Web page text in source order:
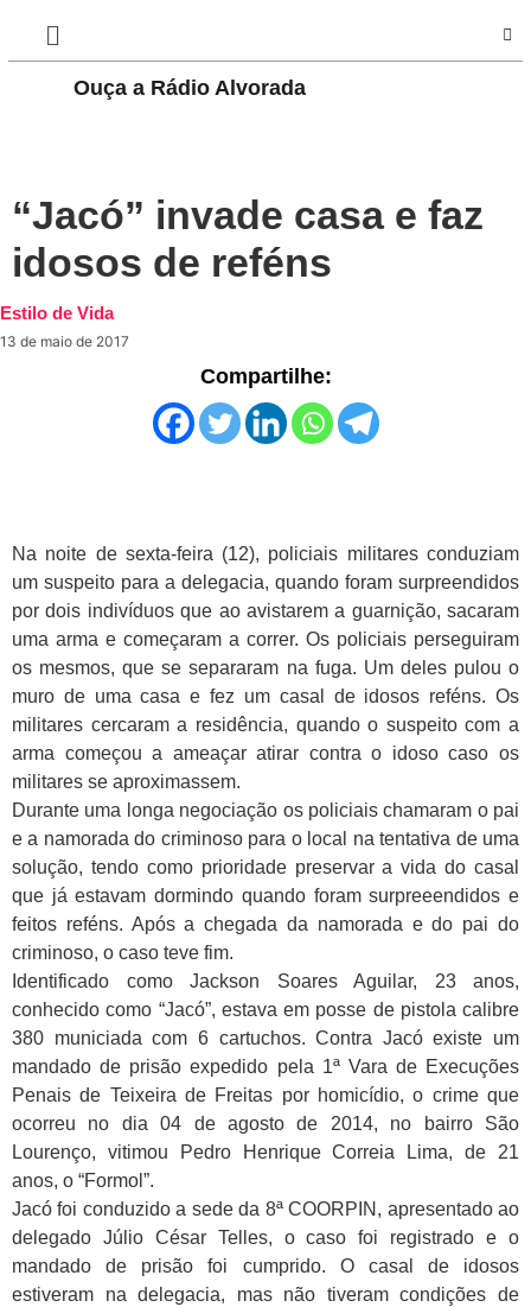
Ouça a Rádio Alvorada
“Jacó” invade casa e faz
idosos de reféns
Estilo de Vida
13 de maio de 2017
Compartilhe:
Na noite de sexta-feira (12), policiais militares conduziam
um suspeito para a delegacia, quando foram surpreendidos
por dois indivíduos que ao avistarem a guarnição, sacaram
uma arma e começaram a correr. Os policiais perseguiram
os mesmos, que se separaram na fuga. Um deles pulou o
muro de uma casa e fez um casal de idosos reféns. Os
militares cercaram a residência, quando o suspeito com a
arma começou a ameaçar atirar contra o idoso caso os
militares se aproximassem.
Durante uma longa negociação os policiais chamaram o pai
e a namorada do criminoso para o local na tentativa de uma
solução, tendo como prioridade preservar a vida do casal
que já estavam dormindo quando foram surpreeendidos e
feitos reféns. Após a chegada da namorada e do pai do
criminoso, o caso teve fim.
Identificado como Jackson Soares Aguilar, 23 anos,
conhecido como “Jacó”, estava em posse de pistola calibre
380 municiada com 6 cartuchos. Contra Jacó existe um
mandado de prisão expedido pela 1ª Vara de Execuções
Penais de Teixeira de Freitas por homicídio, o crime que
ocorreu no dia 04 de agosto de 2014, no bairro São
Lourenço, vitimou Pedro Henrique Correia Lima, de 21
anos, o “Formol”.
Jacó foi conduzido a sede da 8ª COORPIN, apresentado ao
delegado Júlio César Telles, o caso foi registrado e o
mandado de prisão foi cumprido. O casal de idosos
estiveram na delegacia, mas não tiveram condições de